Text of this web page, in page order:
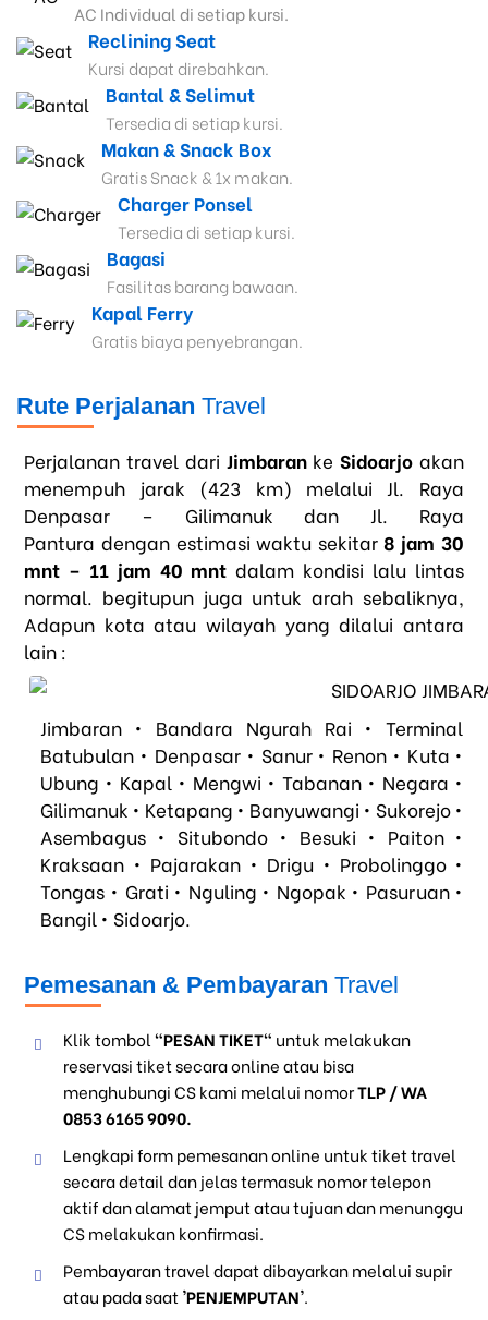
AC Individual di setiap kursi.
Reclining Seat
Kursi dapat direbahkan.
Bantal & Selimut
Tersedia di setiap kursi.
Makan & Snack Box
Gratis Snack & 1x makan.
Charger Ponsel
Tersedia di setiap kursi.
Bagasi
Fasilitas barang bawaan.
Kapal Ferry
Gratis biaya penyebrangan.
Rute Perjalanan Travel
Perjalanan travel dari Jimbaran ke Sidoarjoakan
menempuh jarak (423 km) melalui Jl. Raya
Denpasar – Gilimanuk dan Jl. Raya
Pantura dengan estimasi waktu sekitar8 jam 30
mnt – 11 jam 40 mnt dalam kondisi lalu lintas
normal. begitupun juga untuk arah sebaliknya,
Adapun kota atau wilayah yang dilalui antara
lain :
Jimbaran • Bandara Ngurah Rai • Terminal
Batubulan • Denpasar • Sanur • Renon • Kuta •
Ubung • Kapal • Mengwi • Tabanan • Negara •
Gilimanuk • Ketapang • Banyuwangi • Sukorejo •
Asembagus • Situbondo • Besuki • Paiton •
Kraksaan • Pajarakan • Drigu • Probolinggo •
Tongas • Grati • Nguling • Ngopak • Pasuruan •
Bangil • Sidoarjo.
Pemesanan & PembayaranTravel
Klik tombol"PESAN TIKET" untuk melakukan
reservasi tiket secara online atau bisa
menghubungi CS kami melalui nomorTLP / WA
0853 6165 9090.
Lengkapi form pemesanan online untuk tiket travel
secara detail dan jelas termasuk nomor telepon
aktif dan alamat jemput atau tujuan dan menunggu
CS melakukan konfirmasi.
Pembayaran travel dapat dibayarkan melalui supir
atau pada saat'PENJEMPUTAN'.